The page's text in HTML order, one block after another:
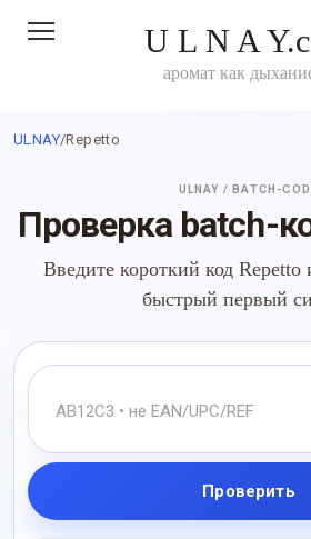
U L N A
аромат как
ULNAY/Repetto
ULNAY / BATCH-
Проверка batch-
Введите короткий код Repetto
быстрый первый
Проверить